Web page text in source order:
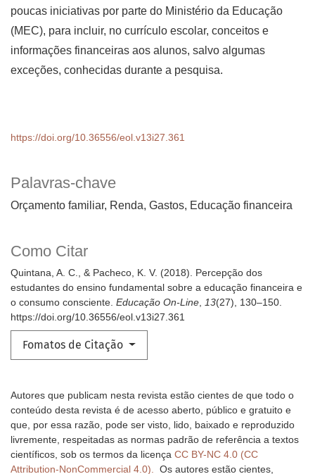
Palavras-chave
Orçamento familiar, Renda, Gastos, Educação financeira
Como Citar
Quintana, A. C., & Pacheco, K. V. (2018). Percepção dos
estudantes do ensino fundamental sobre a educação financeira e
o consumo consciente. Educação On-Line, 13(27), 130–150.
https://doi.org/10.36556/eol.v13i27.361
Fomatos de Citação
poucas iniciativas por parte do Ministério da Educação
(MEC), para incluir, no currículo escolar, conceitos e
informações financeiras aos alunos, salvo algumas
exceções, conhecidas durante a pesquisa.
https://doi.org/10.36556/eol.v13i27.361
Autores que publicam nesta revista estão cientes de que todo o
conteúdo desta revista é de acesso aberto, público e gratuito e
que, por essa razão, pode ser visto, lido, baixado e reproduzido
livremente, respeitadas as normas padrão de referência a textos
científicos, sob os termos da licença CC BY-NC 4.0 (CC
Attribution-NonCommercial 4.0). Os autores estão cientes,